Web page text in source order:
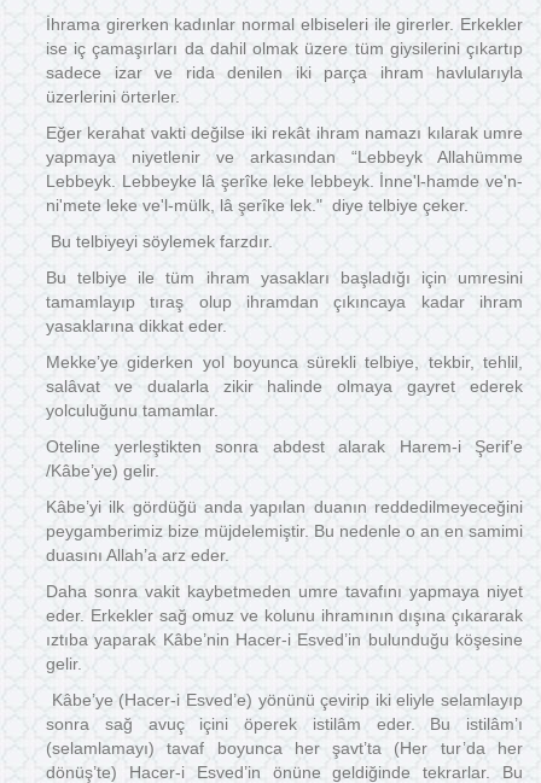
İhrama girerken kadınlar normal elbiseleri ile girerler. Erkekler
ise iç çamaşırları da dahil olmak üzere tüm giysilerini çıkartıp
sadece izar ve rida denilen iki parça ihram havlularıyla
üzerlerini örterler.
Eğer kerahat vakti değilse iki rekât ihram namazı kılarak umre
yapmaya niyetlenir ve arkasından “Lebbeyk Allahümme
Lebbeyk. Lebbeyke lâ şerîke leke lebbeyk. İnne'l-hamde ve'n-
ni'mete leke ve'l-mülk, lâ şerîke lek." diye telbiye çeker.
Bu telbiyeyi söylemek farzdır.
Bu telbiye ile tüm ihram yasakları başladığı için umresini
tamamlayıp tıraş olup ihramdan çıkıncaya kadar ihram
yasaklarına dikkat eder.
Mekke’ye giderken yol boyunca sürekli telbiye, tekbir, tehlil,
salâvat ve dualarla zikir halinde olmaya gayret ederek
yolculuğunu tamamlar.
Oteline yerleştikten sonra abdest alarak Harem-i Şerif’e
/Kâbe’ye) gelir.
Kâbe’yi ilk gördüğü anda yapılan duanın reddedilmeyeceğini
peygamberimiz bize müjdelemiştir. Bu nedenle o an en samimi
duasını Allah’a arz eder.
Daha sonra vakit kaybetmeden umre tavafını yapmaya niyet
eder. Erkekler sağ omuz ve kolunu ihramının dışına çıkararak
ıztıba yaparak Kâbe’nin Hacer-i Esved’in bulunduğu köşesine
gelir.
Kâbe’ye (Hacer-i Esved’e) yönünü çevirip iki eliyle selamlayıp
sonra sağ avuç içini öperek istilâm eder. Bu istilâm’ı
(selamlamayı) tavaf boyunca her şavt’ta (Her tur’da her
dönüş’te) Hacer-i Esved’in önüne geldiğinde tekrarlar. Bu